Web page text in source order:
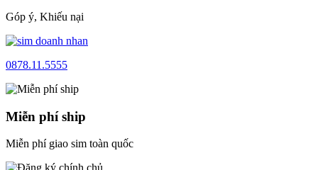
Góp ý, Khiếu nại
0878.11.5555
Miễn phí ship
Miễn phí giao sim toàn quốc